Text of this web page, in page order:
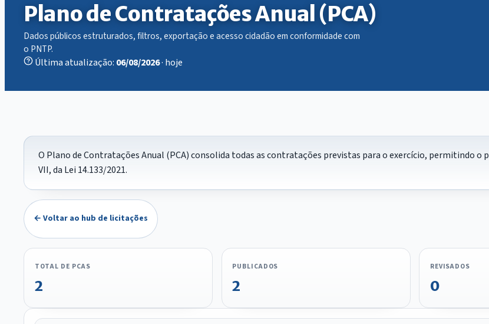
Plano de Contratações Anual (PCA)
Dados públicos estruturados, filtros, exportação e acesso cidadão em conformidade com
o PNTP.
Última atualização: 06/08/2026· hoje
O Plano de Contratações Anual (PCA) consolida todas as contratações previstas para o exercício, permitindo
VII, da Lei 14.133/2021.
← Voltar ao hub de licitações
TOTAL DE PCAS
2
PUBLICADOS
2
REVISADOS
0